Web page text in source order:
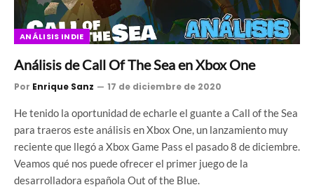
ANÁLISIS INDIE
Análisis de Call Of The Sea en Xbox One
Por Enrique Sanz 17 de diciembre de 2020
He tenido la oportunidad de echarle el guante a Call of the Sea
para traeros este análisis en Xbox One, un lanzamiento muy
reciente que llegó a Xbox Game Pass el pasado 8 de diciembre.
Veamos qué nos puede ofrecer el primer juego de la
desarrolladora española Out of the Blue.